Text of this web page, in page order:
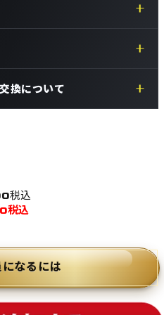
換について
税込
税込
なるには